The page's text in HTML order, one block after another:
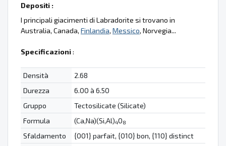
Depositi :
I principali giacimenti di Labradorite si trovano in
Australia, Canada, Finlandia, Messico, Norvegia...
Specificazioni:
Densità
2.68
Durezza
6.00 à 6.50
Gruppo
Tectosilicate (Silicate)
Formula
(Ca,Na)(Si,Al)4O8
Sfaldamento {001} parfait, {010} bon, {110} distinct